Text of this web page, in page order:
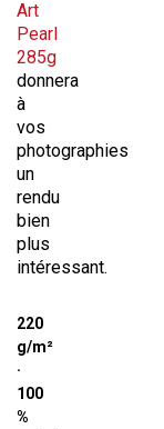
Art
Pearl
285g
donnera
à
vos
photographies
un
rendu
bien
plus
intéressant.
220
g/m²
·
100
%